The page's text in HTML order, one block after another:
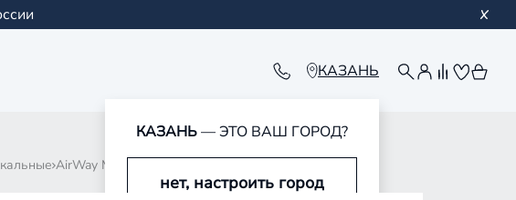
КАЗАНЬ
КАЗАНЬ— ЭТО ВАШ ГОРОД?
нет, настроить город
AirWay MultiFocal